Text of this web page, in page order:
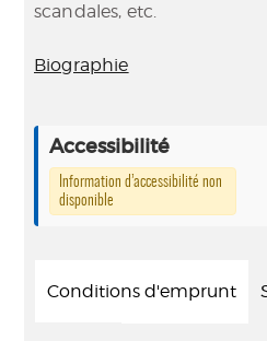
scandales, etc.
Biographie
Accessibilité
Information d’accessibilité non
disponible
Conditions d'emprunt